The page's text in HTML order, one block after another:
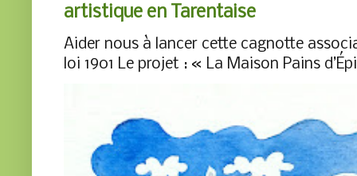
artistique en Tarentaise
Aider nous à lancer cette cagnotte
loi 1901 Le projet : « La Maison Pains